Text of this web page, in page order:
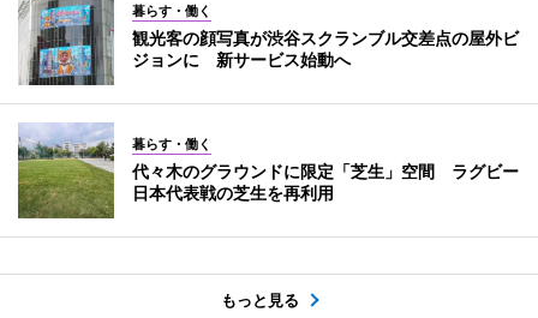
暮らす・働く
観光客の顔写真が渋谷スクランブル交差点の屋外ビ
ジョンに 新サービス始動へ
暮らす・働く
代々木のグラウンドに限定「芝生」空間 ラグビー
日本代表戦の芝生を再利用
もっと見る